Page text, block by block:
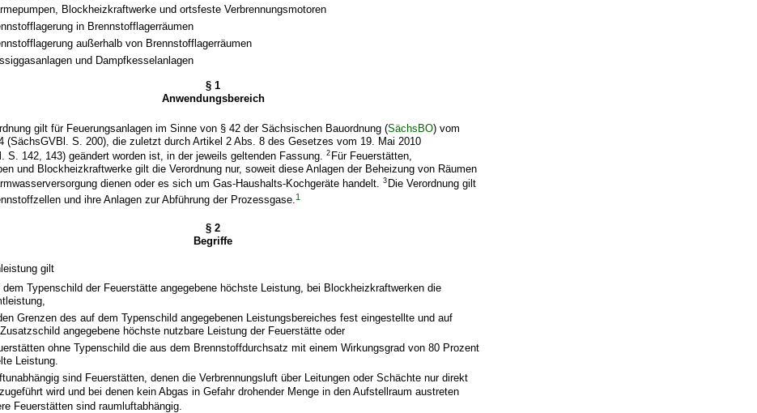
Blockheizkraftwerke und ortsfeste Verbrennungsmotoren
in Brennstofflagerräumen
außerhalb von Brennstofflagerräumen
und Dampfkesselanlagen
§ 1
Anwendungsbereich
gilt für Feuerungsanlagen im Sinne von § 42 der Sächsischen Bauordnung (SächsBO) vom
(SächsGVBl. S. 200), die zuletzt durch Artikel 2 Abs. 8 des Gesetzes vom 19. Mai 2010
S. 142, 143) geändert worden ist, in der jeweils geltenden Fassung.2 Für Feuerstätten,
und Blockheizkraftwerke gilt die Verordnung nur, soweit diese Anlagen der Beheizung von Räumen
dienen oder es sich um Gas-Haushalts-Kochgeräte handelt.3 Die Verordnung gilt
und ihre Anlagen zur Abführung der Prozessgase.1
§ 2
Begriffe
gilt
dem Typenschild der Feuerstätte angegebene höchste Leistung, bei Blockheizkraftwerken die
Grenzen des auf dem Typenschild angegebenen Leistungsbereiches fest eingestellte und auf
angegebene höchste nutzbare Leistung der Feuerstätte oder
ohne Typenschild die aus dem Brennstoffdurchsatz mit einem Wirkungsgrad von 80 Prozent
Leistung.
sind Feuerstätten, denen die Verbrennungsluft über Leitungen oder Schächte nur direkt
wird und bei denen kein Abgas in Gefahr drohender Menge in den Aufstellraum austreten
Feuerstätten sind raumluftabhängig.